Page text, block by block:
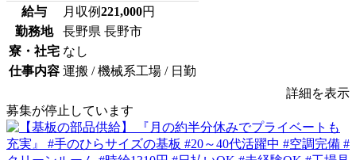
給与 月収例221,000円
勤務地
長野県 長野市
寮・社宅 なし
仕事内容 運搬 / 機械系工場 / 日勤
詳細を表示
募集が停止しています